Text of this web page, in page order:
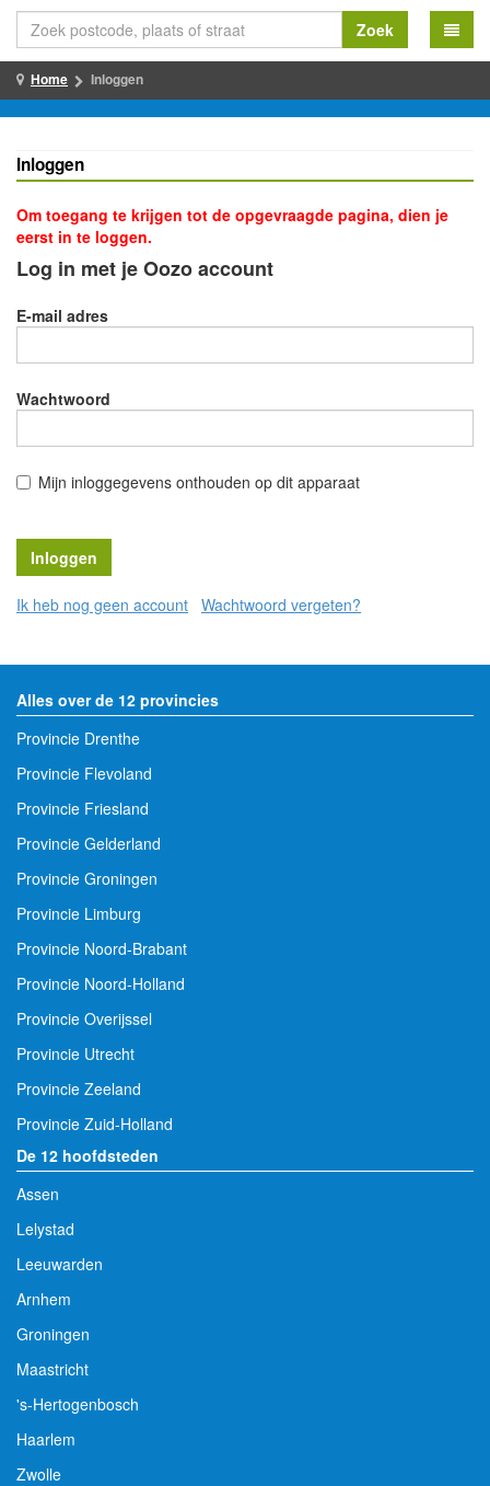
Zoek
Home Inloggen
Inloggen
Om toegang te krijgen tot de opgevraagde pagina, dien je
eerst in te loggen.
Log in met je Oozo account
E-mail adres
Wachtwoord
Mijn inloggegevens onthouden op dit apparaat
Ik heb nog geen account Wachtwoord vergeten?
Alles over de 12 provincies
Provincie Drenthe
Provincie Flevoland
Provincie Friesland
Provincie Gelderland
Provincie Groningen
Provincie Limburg
Provincie Noord-Brabant
Provincie Noord-Holland
Provincie Overijssel
Provincie Utrecht
Provincie Zeeland
Provincie Zuid-Holland
De 12 hoofdsteden
Assen
Lelystad
Leeuwarden
Arnhem
Groningen
Maastricht
's-Hertogenbosch
Haarlem
Zwolle